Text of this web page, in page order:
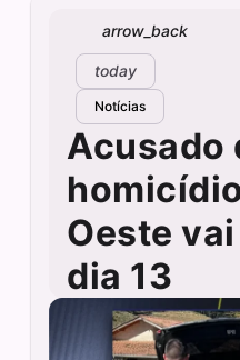
arrow_back
today
Notícias
Acusado
Oeste
dia 13